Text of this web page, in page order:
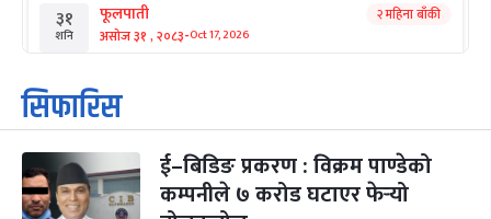
३१
शनि
फूलपाती
असोज ३१ , २०८३-Oct 17, 2026
२ महिना बाँकी
१
आइत
कार्तिक सङ्क्रान्ति
कार्तिक १, २०८३
३
मंगल
महानवमी
कार्तिक ३, २०८३-Oct 20, 2026
२ महिना बाँकी
सिफारिस
ई–बिडिङ प्रकरण : विक्रम पाण्डेको
कम्पनीले ७ करोड घटाएर फेर्‍यो